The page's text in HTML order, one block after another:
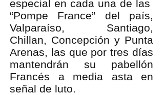
especial en cada una de las
“Pompe France” del país,
Valparaíso, Santiago,
Chillan, Concepción y Punta
Arenas, las que por tres días
mantendrán su pabellón
Francés a media asta en
señal de luto.